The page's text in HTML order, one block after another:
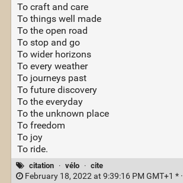
To craft and care
To things well made
To the open road
To stop and go
To wider horizons
To every weather
To journeys past
To future discovery
To the everyday
To the unknown place
To freedom
To joy
To ride.
citation · vélo · cite
February 18, 2022 at 9:39:16 PM GMT+1 * ·